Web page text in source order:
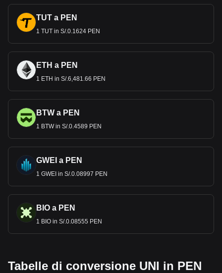
TUT a PEN
1 TUT in S/.0.1624 PEN
ETH a PEN
1 ETH in S/.6,481.66 PEN
BTW a PEN
1 BTW in S/.0.4589 PEN
GWEI a PEN
1 GWEI in S/.0.08997 PEN
BIO a PEN
1 BIO in S/.0.08555 PEN
Tabelle di conversione UNI in PEN